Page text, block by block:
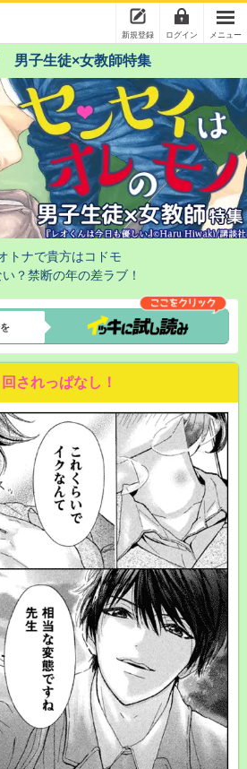
新規登録 ログイン メニュー
男子生徒×女教師特集
トナで貴方はコドモ
？禁断の年の差ラブ！
されっぱなし！